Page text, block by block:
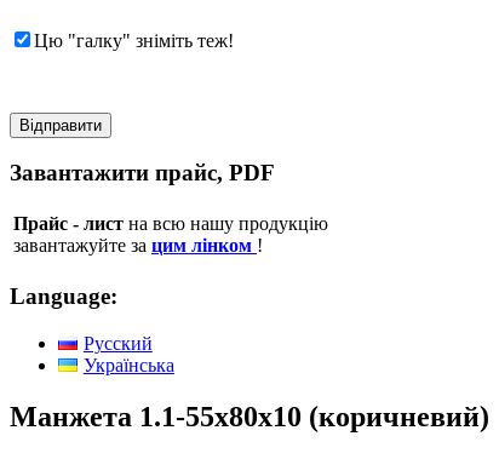
Цю "галку" зніміть теж!
Завантажити прайс, PDF
Прайс - лист на всю нашу продукцію
завантажуйте за цим лінком !
Language:
Русский
Українська
Манжета 1.1-55х80х10 (коричневий)